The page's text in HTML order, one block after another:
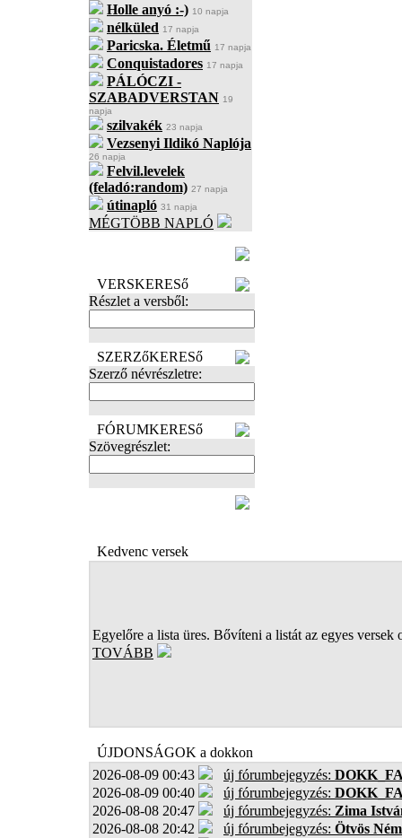
Holle anyó :-) 10 napja
nélküled 17 napja
Paricska. Életmű 17 napja
Conquistadores 17 napja
PÁLÓCZI -
SZABADVERSTAN 19
napja
szilvakék 23 napja
Vezsenyi Ildikó Naplója
26 napja
Felvil.levelek
(feladó:random) 27 napja
útinapló 31 napja
MÉGTÖBB NAPLÓ
VERSKERESő
Részlet a versből:
SZERZőKERESő
Szerző névrészletre:
FÓRUMKERESő
Szövegrészlet:
Kedvenc versek
Egyelőre a lista üres. Bővíteni a listát az egyes versek
TOVÁBB
ÚJDONSÁGOK a dokkon
2026-08-09 00:43
új fórumbejegyzés:
2026-08-09 00:40
új fórumbejegyzés:
2026-08-08 20:47
új fórumbejegyzés: Zima
2026-08-08 20:42
új fórumbejegyzés: Ötvös